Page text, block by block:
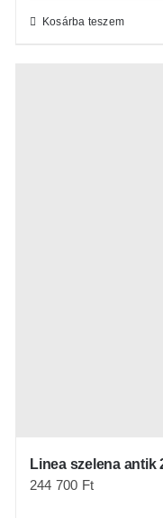
Kosárba teszem
Linea szelena
244 700 Ft